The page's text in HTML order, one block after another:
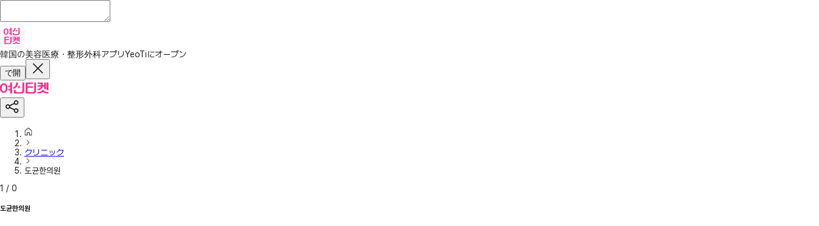
韓国の美容医療・整形外科アプリYeoTiにオープン
で開
クリニック
도균한의원
1 / 0
도균한의원